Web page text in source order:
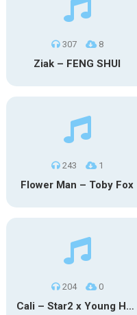
307 8
Ziak – FENG SHUI
243 1
Flower Man – Toby Fox
204 0
Cali – Star2 x Young Henny